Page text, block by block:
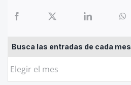
Busca las entradas de cada mes
Busca